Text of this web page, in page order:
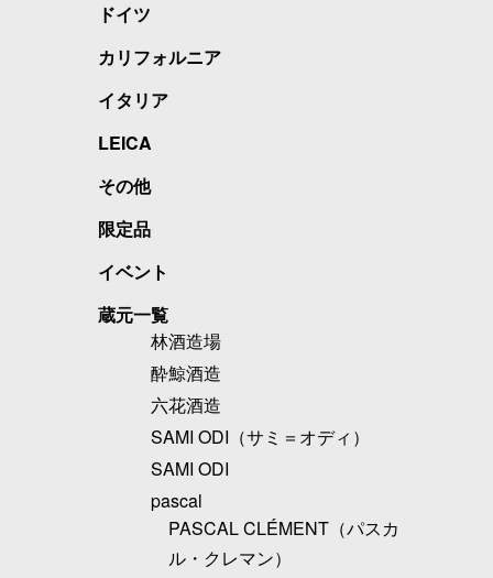
ドイツ
カリフォルニア
イタリア
LEICA
その他
限定品
イベント
蔵元一覧
林酒造場
酔鯨酒造
六花酒造
SAMI ODI（サミ＝オディ）
SAMI ODI
pascal
PASCAL CLÉMENT（パスカ
ル・クレマン）